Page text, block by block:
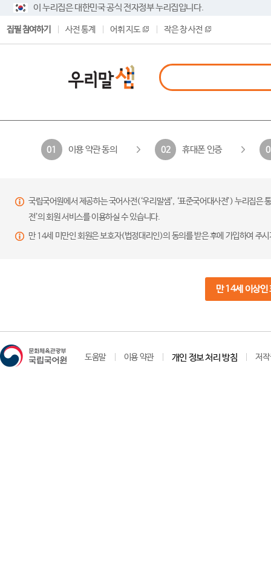
이 누리집은 대한민국 공식 전자정부 누리집입니다.
집필 참여하기 사전 통계 어휘 지도 작은 창 사전
01 이용 약관 동의 02 휴대폰 인증
국립국어원에서 제공하는 국어사전(‘우리말샘’, ‘표준국어대사전’) 누리집
전’의 회원 서비스를 이용하실 수 있습니다.
만 14세 미만인 회원은 보호자(법정대리인)의 동의를 받은 후에 가입하여 주
만 14세 이상인
도움말 이용 약관 개인 정보 처리 방침 저